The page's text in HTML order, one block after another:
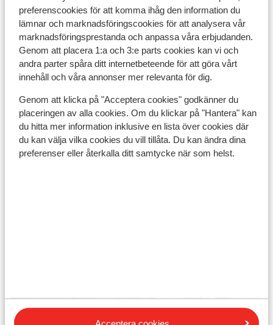
preferenscookies för att komma ihåg den information du
lämnar och marknadsföringscookies för att analysera vår
marknadsföringsprestanda och anpassa våra erbjudanden.
Genom att placera 1:a och 3:e parts cookies kan vi och
andra parter spåra ditt internetbeteende för att göra vårt
innehåll och våra annonser mer relevanta för dig.
Genom att klicka på "Acceptera cookies" godkänner du
placeringen av alla cookies. Om du klickar på "Hantera" kan
du hitta mer information inklusive en lista över cookies där
du kan välja vilka cookies du vill tillåta. Du kan ändra dina
preferenser eller återkalla ditt samtycke när som helst.
Kaltenbach